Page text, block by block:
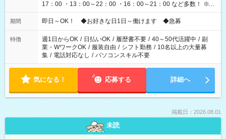
17：00 ・13：00～22：00 ・16：00～21：00 など多数！ ※お
仕事により勤務時間が異なります
期間 即日～OK！ ◆お好きな日1日～働けます ◆急募
特徴 週1日からOK / 日払いOK / 履歴書不要 / 40～50代活躍中 / 副
業・WワークOK / 服装自由 / シフト勤務 / 10名以上の大量募
集 / 電話対応なし / パソコンスキル不要
気になる！ 応募する 詳細へ
掲載日：2026.08.01
未読